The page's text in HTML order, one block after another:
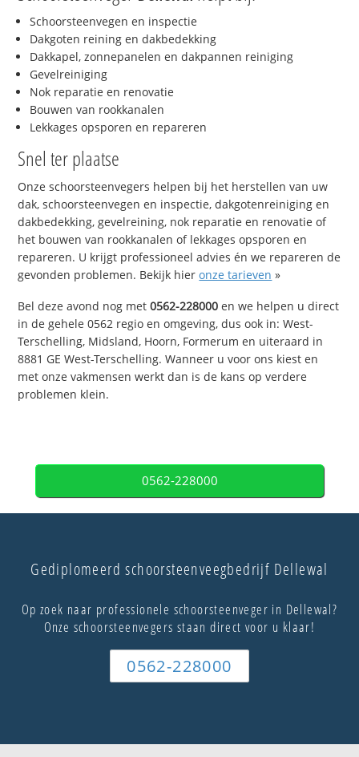
Schoorsteenvegen en inspectie
Dakgoten reining en dakbedekking
Dakkapel, zonnepanelen en dakpannen reiniging
Gevelreiniging
Nok reparatie en renovatie
Bouwen van rookkanalen
Lekkages opsporen en repareren
Snel ter plaatse
Onze schoorsteenvegers helpen bij het herstellen van uw
dak, schoorsteenvegen en inspectie, dakgotenreiniging en
dakbedekking, gevelreining, nok reparatie en renovatie of
het bouwen van rookkanalen of lekkages opsporen en
repareren. U krijgt professioneel advies én we repareren de
gevonden problemen. Bekijk hieronze tarieven »
Bel deze avond nog met0562-228000 en we helpen u direct
in de gehele 0562 regio en omgeving, dus ook in: West-
Terschelling, Midsland, Hoorn, Formerum en uiteraard in
8881 GE West-Terschelling. Wanneer u voor ons kiest en
met onze vakmensen werkt dan is de kans op verdere
problemen klein.
0562-228000
Gediplomeerd schoorsteenveegbedrijf Dellewal
Op zoek naar professionele schoorsteenveger in Dellewal?
Onze schoorsteenvegers staan direct voor u klaar!
0562-228000